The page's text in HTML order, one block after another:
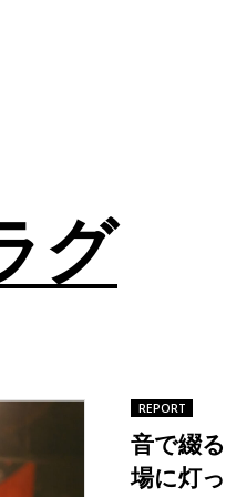
グ
REPORT
音で綴
場に灯